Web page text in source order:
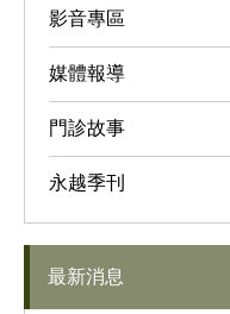
影音專區
媒體報導
門診故事
永越季刊
最新消息